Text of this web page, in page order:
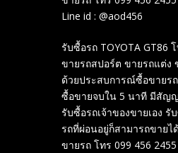
Line id : @aod456
รับซื้อรถ TOYOTA GT86
ขายรถสปอร์ต ขายรถแต่ง
ด้วยประสบการณ์ซื้อขายร
ซื้อขายจบใน 5 นาที มีสัญ
รับซื้อรถเจ้าของขายเอง
รถที่ผ่อนอยู่ก็สามารถขาย
ขายรถ โทร 099 456